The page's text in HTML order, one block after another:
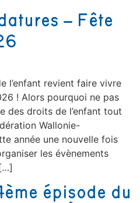
– Fête
l’enfant revient faire vivre
! Alors pourquoi ne pas
des droits de l’enfant tout
Wallonie-
année une nouvelle fois
les évènements
épisode du